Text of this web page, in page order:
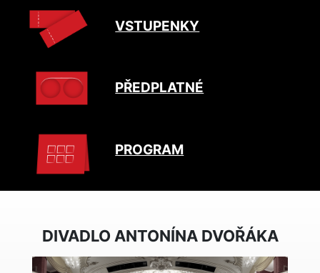
VSTUPENKY
PŘEDPLATNÉ
PROGRAM
DIVADLO ANTONÍNA DVOŘÁKA